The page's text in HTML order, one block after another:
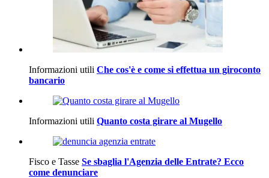
Informazioni utili Che cos'è e come si effettua un giroconto
bancario
Informazioni utili Quanto costa girare al Mugello
Fisco e Tasse Se sbaglia l'Agenzia delle Entrate? Ecco
come denunciare